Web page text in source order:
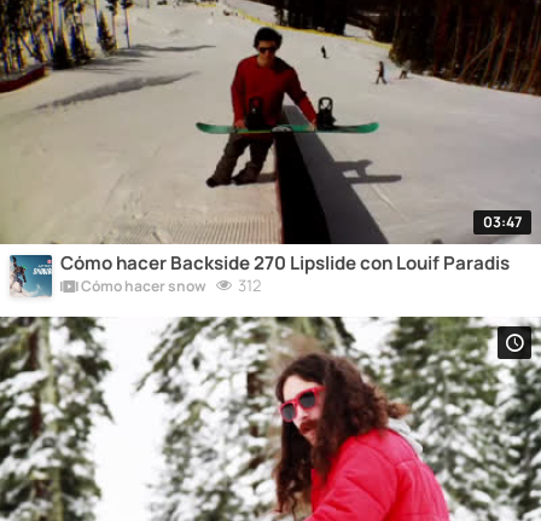
03:47
Cómo hacer Backside 270 Lipslide con Louif Paradis
Cómo hacer snow 312